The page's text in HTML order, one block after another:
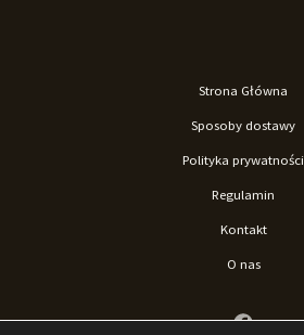
Strona Główna
Sposoby dostawy
Polityka prywatności
Regulamin
Kontakt
O nas